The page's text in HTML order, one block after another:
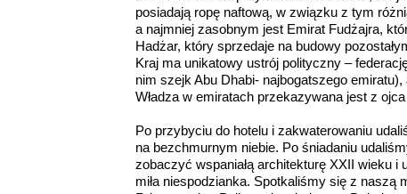
posiadają ropę naftową, w związku z tym
a najmniej zasobnym jest Emirat Fudżajra,
Hadżar, który sprzedaje na budowy
Kraj ma unikatowy ustrój polityczny –
nim szejk Abu Dhabi- najbogatszego
Władza w emiratach przekazywana jest z
Po przybyciu do hotelu i zakwaterowaniu
na bezchmurnym niebie. Po śniadaniu
zobaczyć wspaniałą architekturę XXII wieku
miła niespodzianka. Spotkaliśmy się z naszą